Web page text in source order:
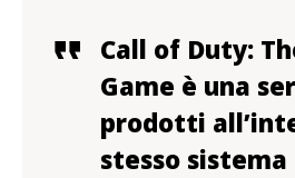
Call of Duty:
Game è una
prodotti
stesso